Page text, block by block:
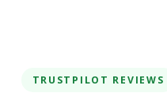
TRUSTPILOT REVIEWS